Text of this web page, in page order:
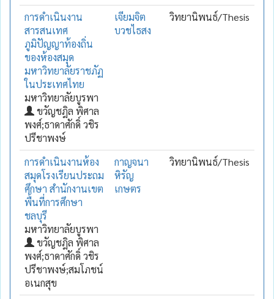
การดำเนินงาน
สารสนเทศ
ภูมิปัญญาท้องถิ่น
ของห้องสมุด
มหาวิทยาลัยราชภัฏ
ในประเทศไทย
มหาวิทยาลัยบูรพา
ขวัญชฎิล พิศาล
พงศ์;ธาดาศักดิ์ วชิร
ปรีชาพงษ์
เจียมจิต
บวชไธสง
วิทยานิพนธ์/Thesis
การดำเนินงานห้อง
สมุดโรงเรียนประถม
ศึกษา สำนักงานเขต
พื้นที่การศึกษา
ชลบุรี
มหาวิทยาลัยบูรพา
ขวัญชฎิล พิศาล
พงศ์;ธาดาศักดิ์ วชิร
ปรีชาพงษ์;สมโภชน์
อเนกสุข
กาญจนา
หิรัญ
เกษตร
วิทยานิพนธ์/Thesis